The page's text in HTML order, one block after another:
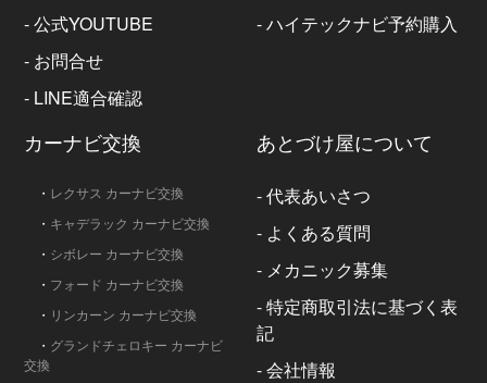
-公式YOUTUBE
- お問合せ
- LINE適合確認
-ハイテックナビ予約購入
カーナビ交換
・ レクサス カーナビ交換
・ キャデラック カーナビ交換
・ シボレー カーナビ交換
・ フォード カーナビ交換
・ リンカーン カーナビ交換
・ グランドチェロキー カーナビ
交換
あとづけ屋について
-代表あいさつ
- よくある質問
- メカニック募集
-特定商取引法に基づく表
記
-会社情報